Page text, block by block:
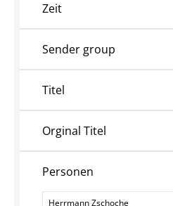
Zeit
Sender group
Titel
Orginal Titel
Personen
Personen